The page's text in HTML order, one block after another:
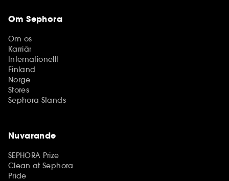
Om Sephora
Om os
Karriär
Internationellt
Finland
Norge
Stores
Sephora Stands
Nuvarande
SEPHORA Prize
Clean at Sephora
Pride